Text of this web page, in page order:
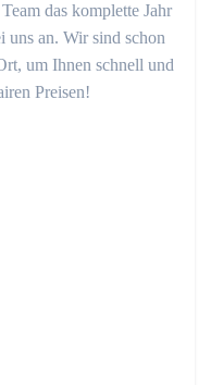
das komplette Jahr
uns an. Wir sind schon
um Ihnen schnell und
Preisen!